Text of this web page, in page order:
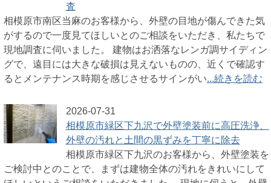
査
相模原市南区当麻のお客様から、外壁の目地が傷んできた気
がするので一度見てほしいとのご相談をいただき、私たちで
現地調査に伺いました。 建物はお洒落なレンガ調サイディン
グで、遠目には大きな破損は見えないものの、近くで確認す
るとメンテナンス時期を感じさせるサインがい...続きを読む
2026-07-31
相模原市緑区下九沢で外壁塗装前に高圧洗浄、
外壁の汚れと土間の黒ずみを丁寧に除去
相模原市緑区下九沢のお客様から、外壁塗装を
ご検討中とのことで、まずは建物全体の汚れをきれいにして